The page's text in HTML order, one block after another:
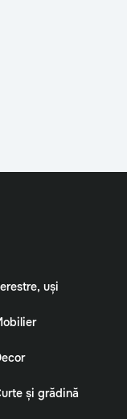
uși
și grădină